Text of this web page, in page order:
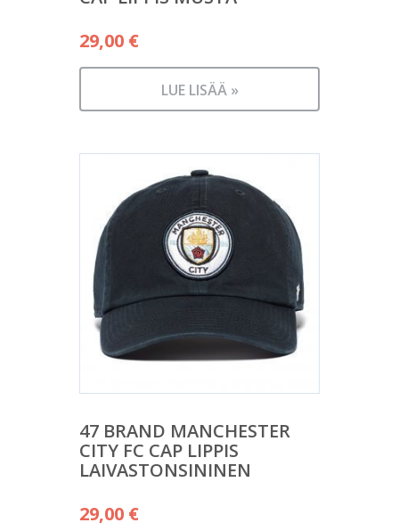
29,00 €
LUE LISÄÄ »
47 BRAND MANCHESTER
CITY FC CAP LIPPIS
LAIVASTONSININEN
29,00 €